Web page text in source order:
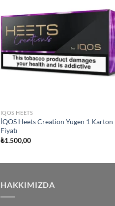
Add to
wishlist
IQOS HEETS
İQOS Heets Creation Yugen 1 Karton
Fiyatı
₺1.500,00
HAKKIMIZDA